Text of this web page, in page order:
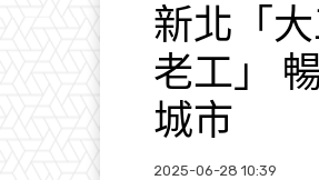
新北「
老工」
城市
2025-06-28 10:39